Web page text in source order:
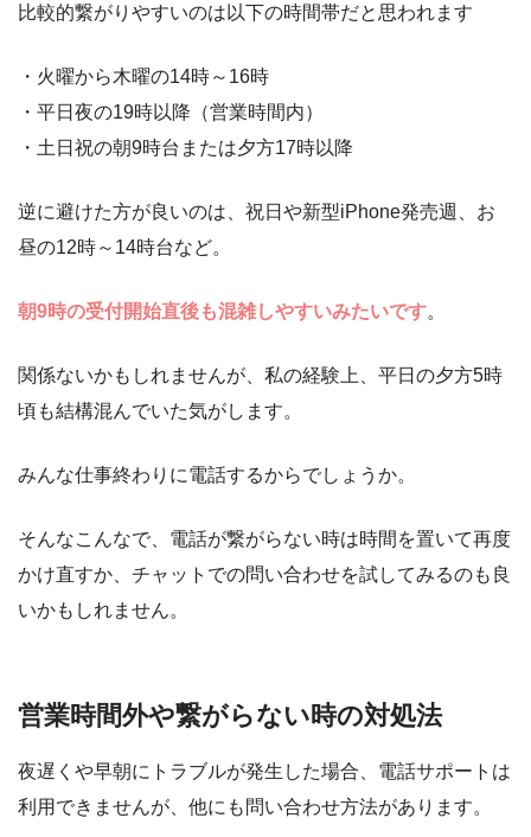
比較的繋がりやすいのは以下の時間帯だと思われます
・火曜から木曜の14時～16時
・平日夜の19時以降（営業時間内）
・土日祝の朝9時台または夕方17時以降
逆に避けた方が良いのは、祝日や新型iPhone発売週、お
昼の12時～14時台など。
朝9時の受付開始直後も混雑しやすいみたいです。
関係ないかもしれませんが、私の経験上、平日の夕方5時
頃も結構混んでいた気がします。
みんな仕事終わりに電話するからでしょうか。
そんなこんなで、電話が繋がらない時は時間を置いて再度
かけ直すか、チャットでの問い合わせを試してみるのも良
いかもしれません。
営業時間外や繋がらない時の対処法
夜遅くや早朝にトラブルが発生した場合、電話サポートは
利用できませんが、他にも問い合わせ方法があります。